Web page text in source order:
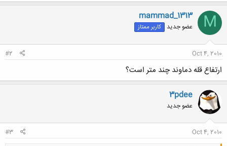
M
mammad_1313
عضو جدید کاربر ممتاز
Oct 4, 2010
#2
ارتفاع قله دماوند چند متر است؟
3pdee
عضو جدید
Oct 4, 2010
#3